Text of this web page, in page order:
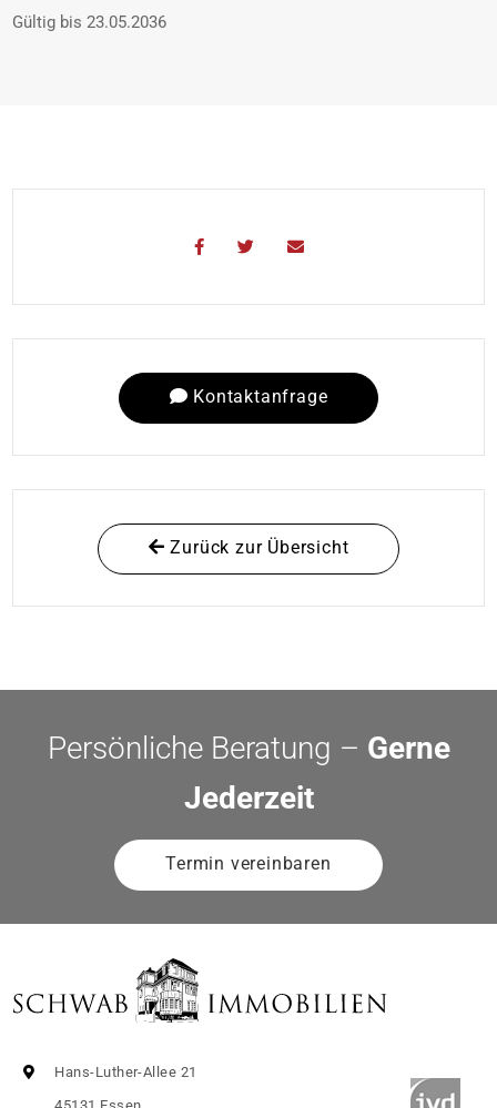
Gültig bis 23.05.2036
Kontaktanfrage
Zurück zur Übersicht
Persönliche Beratung – Gerne
Jederzeit
Termin vereinbaren
Hans-Luther-Allee 21
45131 Essen